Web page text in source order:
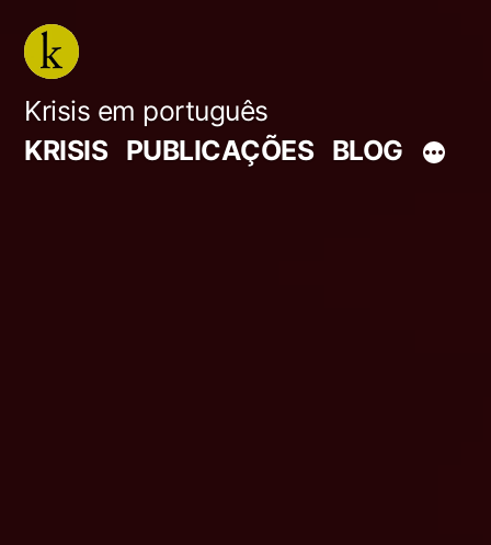
Saltar
para
conteúdo
Krisis em português
KRISIS PUBLICAÇÕES BLOG